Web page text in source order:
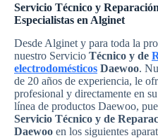
Servicio Técnico y
Especialistas en Alginet
Desde Alginet y para toda la
nuestro Servicio Técnico y de
electrodomésticos Daewoo.
de 20 años de experiencia, le
profesional y directamente en
línea de productos Daewoo,
Servicio Técnico y de
Daewoo en los siguientes